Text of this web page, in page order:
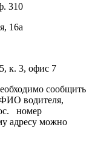
310
16а
к. 3, офис 7
сообщить
водителя,
номер
адресу можно